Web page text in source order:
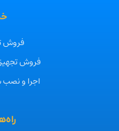
فروش
فروش
اجرا و